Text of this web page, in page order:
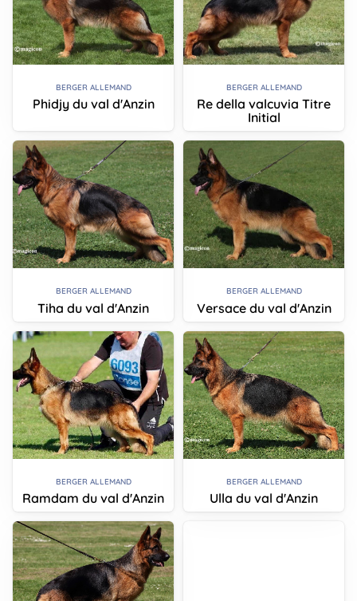
BERGER ALLEMAND
Phidjy du val d'Anzin
BERGER ALLEMAND
Re della valcuvia Titre
Initial
BERGER ALLEMAND
Tiha du val d'Anzin
BERGER ALLEMAND
Versace du val d'Anzin
BERGER ALLEMAND
Ramdam du val d'Anzin
BERGER ALLEMAND
Ulla du val d'Anzin